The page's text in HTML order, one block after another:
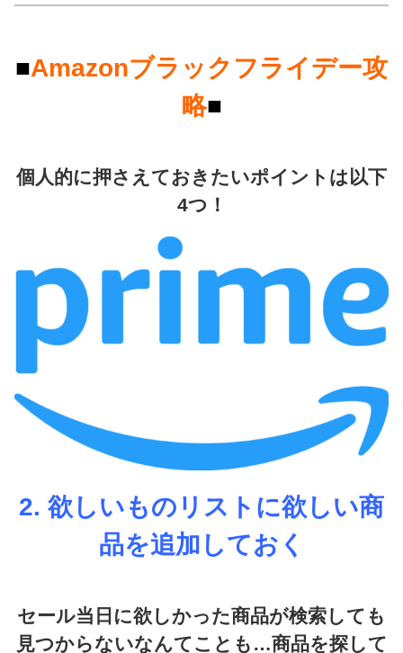
■Amazonブラックフライデー攻
略■
個人的に押さえておきたいポイントは以下
4つ！
2. 欲しいものリストに欲しい商
品を追加しておく
セール当日に欲しかった商品が検索しても
見つからないなんてことも…商品を探して